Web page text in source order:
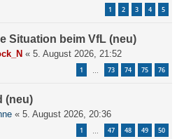
1 2 3 4 5
Situation beim VfL (neu)
« 5. August 2026, 21:52
1 73 74 75 76
(neu)
« 5. August 2026, 20:36
1 47 48 49 50